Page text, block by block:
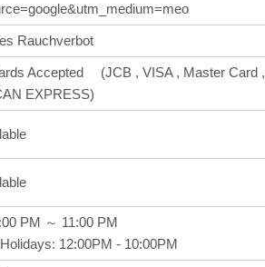
Rauchverbot
Accepted (JCB , VISA , Master Card ,
EXPRESS)
PM ～ 11:00 PM
12:00PM - 10:00PM